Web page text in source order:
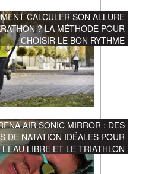
CALCULER SON ALLURE
? LA MÉTHODE POUR
CHOISIR LE BON RYTHME
AIR SONIC MIRROR : DES
DE NATATION IDÉALES POUR
L’EAU LIBRE ET LE TRIATHLON